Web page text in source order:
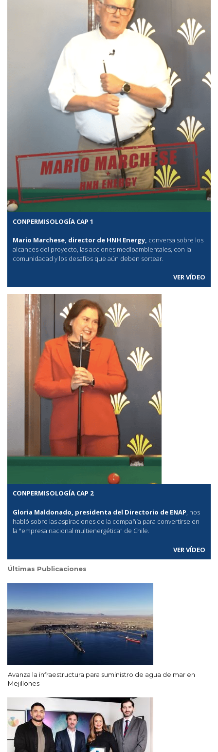
CONPERMISOLOGÍA CAP 1
Mario Marchese, director de HNH Energy, conversa sobre los
alcances del proyecto, las acciones medioambientales, con la
comunidadad y los desafíos que aún deben sortear.
VER VÍDEO
CONPERMISOLOGÍA CAP 2
Gloria Maldonado, presidenta del Directorio de ENAP , nos
habló sobre las aspiraciones de la compañía para convertirse en
la "empresa nacional multienergética" de Chile.
VER VÍDEO
Últimas Publicaciones
Avanza la infraestructura para suministro de agua de mar en
Mejillones